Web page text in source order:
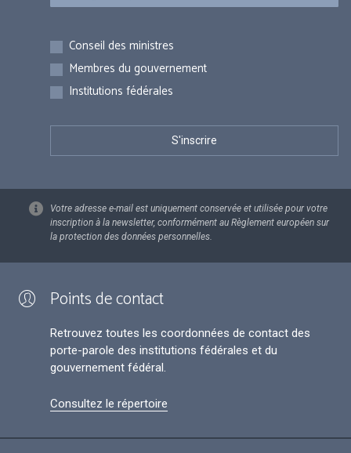
Inscriptions
Conseil des ministres
Membres du gouvernement
Institutions fédérales
Votre adresse e-mail est uniquement conservée et utilisée pour votre
inscription à la newsletter, conformément au Règlement européen sur
la protection des données personnelles.
Points de contact
Retrouvez toutes les coordonnées de contact des
porte-parole des institutions fédérales et du
gouvernement fédéral.
Consultez le répertoire